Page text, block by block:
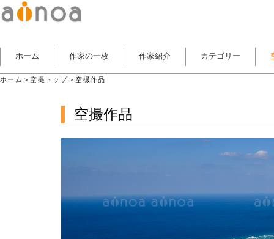
ホーム 作家の一枚 作家紹介 カテゴリー
ホーム ＞ 空撮トップ＞空撮作品
空撮作品